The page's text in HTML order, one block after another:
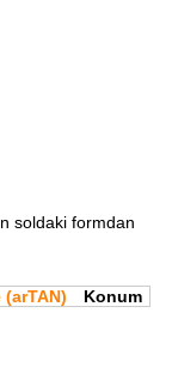
soldaki formdan
Konum